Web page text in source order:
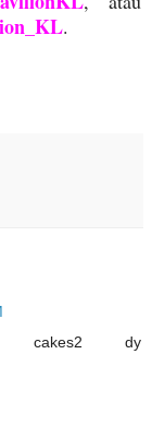
.
cakes2 dy